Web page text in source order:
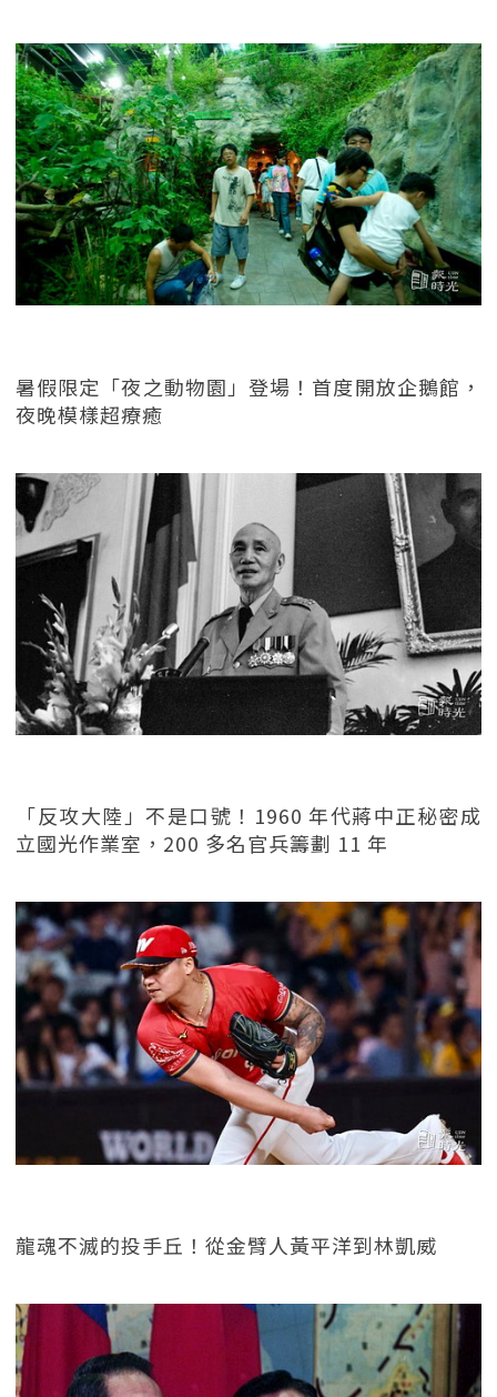
暑假限定「夜之動物園」登場！首度開放企鵝館，
夜晚模樣超療癒
「反攻大陸」不是口號！1960 年代蔣中正秘密成
立國光作業室，200 多名官兵籌劃 11 年
龍魂不滅的投手丘！從金臂人黃平洋到林凱威